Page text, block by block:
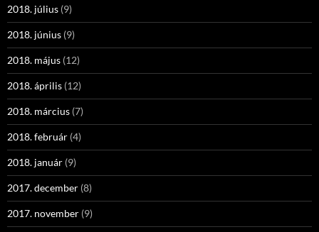
2018. július (9)
2018. június (9)
2018. május (12)
2018. április (12)
2018. március (7)
2018. február (4)
2018. január (9)
2017. december (8)
2017. november (9)